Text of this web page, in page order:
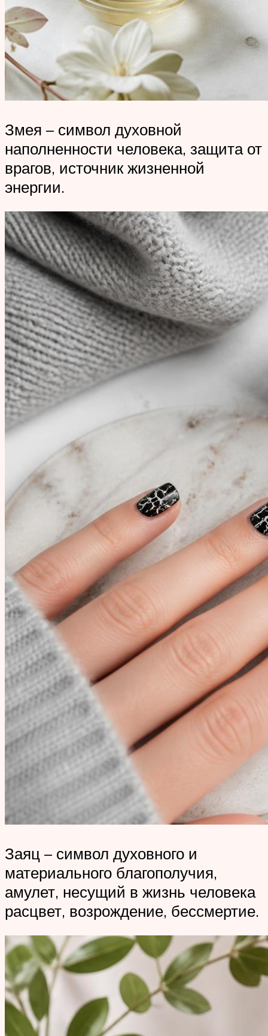
Змея – символ духовной
наполненности человека, защита от
врагов, источник жизненной
энергии.
Заяц – символ духовного и
материального благополучия,
амулет, несущий в жизнь человека
расцвет, возрождение, бессмертие.